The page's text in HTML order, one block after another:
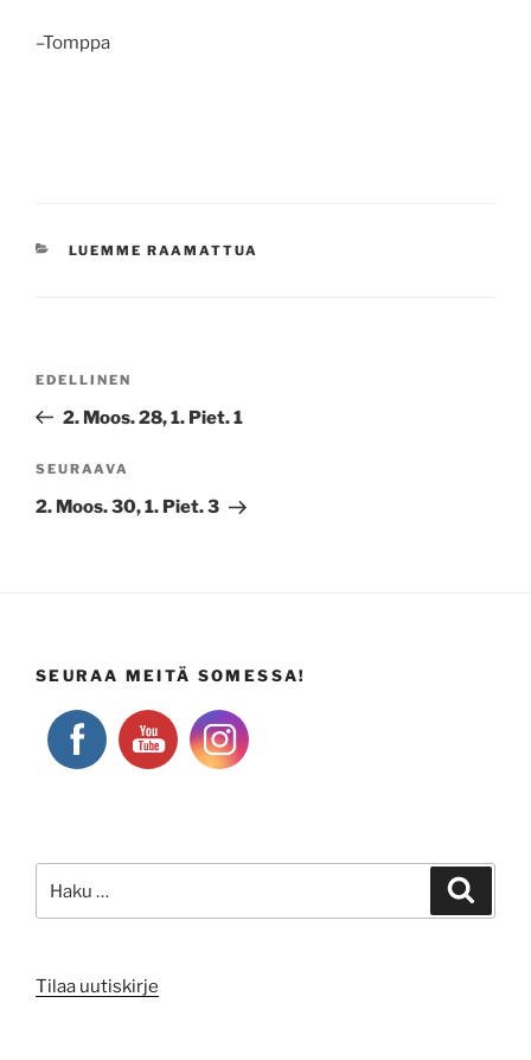
–Tomppa
KATEGORIAT
LUEMME RAAMATTUA
Edellinen
artikkeli
EDELLINEN
2. Moos. 28, 1. Piet. 1
Seuraava
artikkeli
SEURAAVA
2. Moos. 30, 1. Piet. 3
SEURAA MEITÄ SOMESSA!
Tilaa uutiskirje